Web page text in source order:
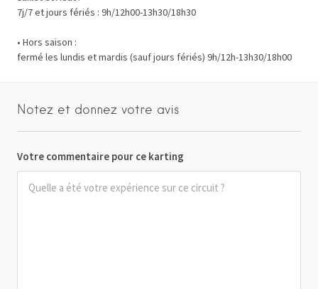
7j/7 et jours fériés : 9h/12h00-13h30/18h30
• Hors saison :
fermé les lundis et mardis (sauf jours fériés) 9h/12h-13h30/18h00
Notez et donnez votre avis
Votre commentaire pour ce karting